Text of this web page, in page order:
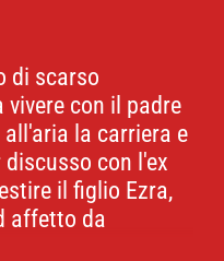
di scarso
vivere con il padre
la carriera e
con l'ex
il figlio Ezra,
affetto da